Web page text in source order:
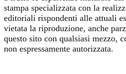
stampa specializzata con la
editoriali rispondenti alle attuali
vietata la riproduzione, anche
questo sito con qualsiasi mezzo,
non espressamente autorizzata.